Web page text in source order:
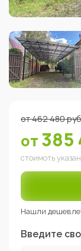
от462 480
от 385
стоимоть
Нашли
Введите